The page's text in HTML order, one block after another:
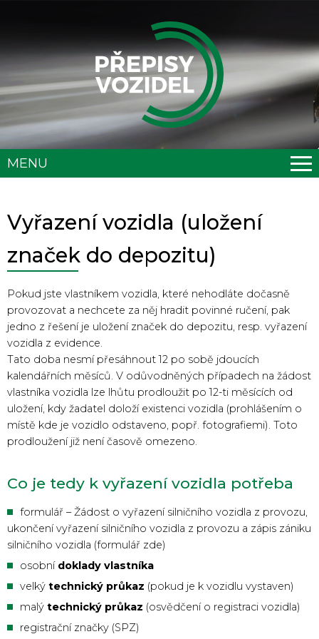
MENU
Vyřazení vozidla (uložení
značek do depozitu)
Pokud jste vlastníkem vozidla, které nehodláte dočasně
provozovat a nechcete za něj hradit povinné ručení, pak
jedno z řešení je uložení značek do depozitu, resp. vyřazení
vozidla z evidence.
Tato doba nesmí přesáhnout 12 po sobě jdoucích
kalendářních měsíců. V odůvodněných případech na žádost
vlastníka vozidla lze lhůtu prodloužit po 12-ti měsících od
uložení, kdy žadatel doloží existenci vozidla (prohlášením o
místě kde je vozidlo odstaveno, popř. fotografiemi). Toto
prodloužení již není časově omezeno.
Co je tedy k vyřazení vozidla potřeba
formulář – Žádost o vyřazení silničního vozidla z provozu,
ukončení vyřazení silničního vozidla z provozu a zápis zániku
silničního vozidla (formulář zde)
osobní doklady vlastníka
velký technický průkaz (pokud je k vozidlu vystaven)
malý technický průkaz (osvědčení o registraci vozidla)
registrační značky (SPZ)